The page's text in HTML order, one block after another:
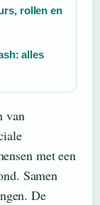
rollen en
alles
van
met een
Samen
De